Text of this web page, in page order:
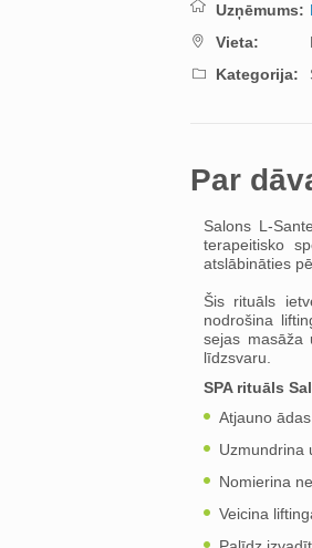
Uzņēmums:
Vieta:
Kategorija:
Par
Salons L-
terapeitisko
atslābināties
Šis rituāls
nodrošina
sejas masāža
līdzsvaru.
SPA rituāls
Atjauno
Uzmundrina
Nomierina
Veicina